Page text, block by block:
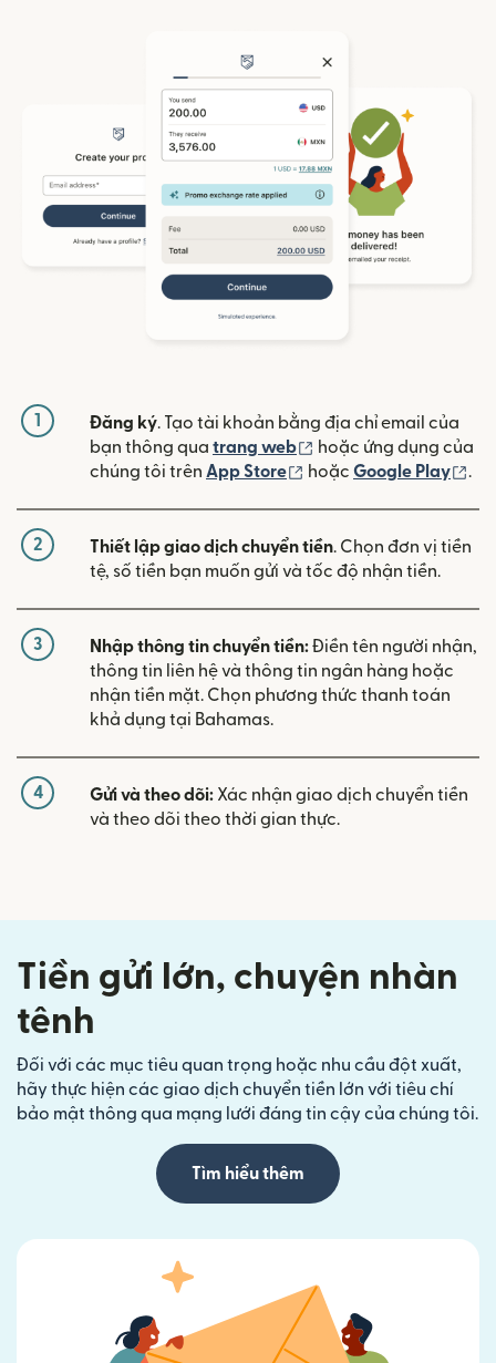
1 Đăng ký. Tạo tài khoản bằng địa chỉ email của
bạn thông qua trang web (mở trong cửa sổ mới)
hoặc ứng dụng của
chúng tôi trên App Store (mở trong cửa sổ mới)
hoặc Google Play .
2 Thiết lập giao dịch chuyển tiền. Chọn đơn vị tiền
tệ, số tiền bạn muốn gửi và tốc độ nhận tiền.
3 Nhập thông tin chuyển tiền:Điền tên người nhận,
thông tin liên hệ và thông tin ngân hàng hoặc
nhận tiền mặt. Chọn phương thức thanh toán
khả dụng tại Bahamas.
4 Gửi và theo dõi: Xác nhận giao dịch chuyển tiền
và theo dõi theo thời gian thực.
Tiền gửi lớn, chuyện nhàn
tênh
Đối với các mục tiêu quan trọng hoặc nhu cầu đột xuất,
hãy thực hiện các giao dịch chuyển tiền lớn với tiêu chí
bảo mật thông qua mạng lưới đáng tin cậy của chúng tôi.
Tìm hiểu thêm